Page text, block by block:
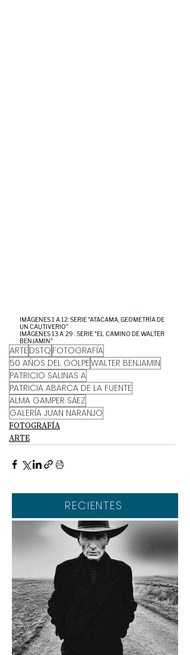
IMÁGENES 1 A 12: SERIE "ATACAMA, GEOMETRÍA DE
UN CAUTIVERIO"
IMÁGENES 13 A 29 : SERIE "EL CAMINO DE WALTER
BENJAMIN"
ARTEDSTQ FOTOGRAFÍA
50 AÑOS DEL GOLPEWALTER BENJAMIN
PATRICIO SALINAS A
PATRICIA ABARCA DE LA FUENTE
ALMA GAMPER SÁEZ
GALERÍA JUAN NARANJO
FOTOGRAFÍA
ARTE
RECIENTES